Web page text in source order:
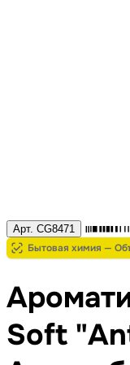
Арт. CG8471
Бытовая химия —
Soft